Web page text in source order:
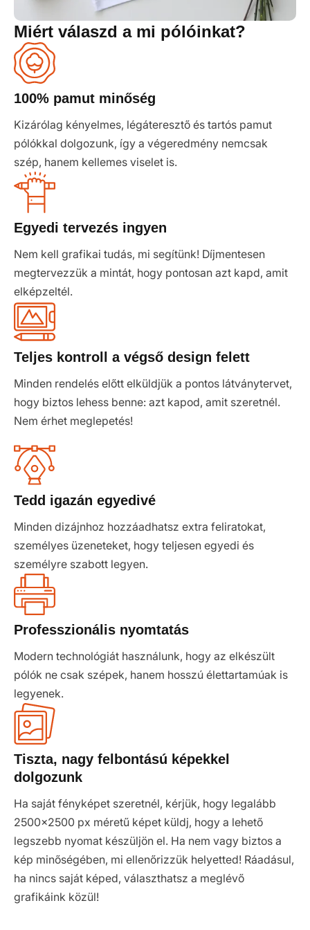
Miért válaszd a mi pólóinkat?
100% pamut minőség
Kizárólag kényelmes, légáteresztő és tartós pamut
pólókkal dolgozunk, így a végeredmény nemcsak
szép, hanem kellemes viselet is.
Egyedi tervezés ingyen
Nem kell grafikai tudás, mi segítünk! Díjmentesen
megtervezzük a mintát, hogy pontosan azt kapd, amit
elképzeltél.
Teljes kontroll a végső design felett
Minden rendelés előtt elküldjük a pontos látványtervet,
hogy biztos lehess benne: azt kapod, amit szeretnél.
Nem érhet meglepetés!
Tedd igazán egyedivé
Minden dizájnhoz hozzáadhatsz extra feliratokat,
személyes üzeneteket, hogy teljesen egyedi és
személyre szabott legyen.
Professzionális nyomtatás
Modern technológiát használunk, hogy az elkészült
pólók ne csak szépek, hanem hosszú élettartamúak is
legyenek.
Tiszta, nagy felbontású képekkel
dolgozunk
Ha saját fényképet szeretnél, kérjük, hogy legalább
2500x2500 px méretű képet küldj, hogy a lehető
legszebb nyomat készüljön el. Ha nem vagy biztos a
kép minőségében, mi ellenőrizzük helyetted! Ráadásul,
ha nincs saját képed, választhatsz a meglévő
grafikáink közül!